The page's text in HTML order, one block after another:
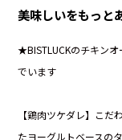
美味しいをもっと
★BISTLUCKのチキン
でいます
【鶏肉ツケダレ】こ
たヨーグルトベースの